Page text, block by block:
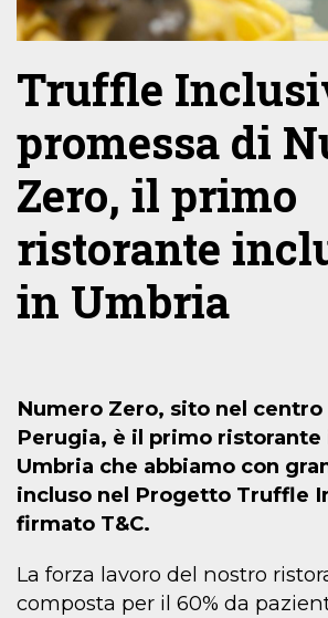
Truffle
promessa di
Zero, il primo
ristorante
in Umbria
Numero Zero, sito nel
Perugia, è il primo ristorante
Umbria che abbiamo con
incluso nel Progetto Truffle
firmato T&C.
La forza lavoro del nostro
composta per il 60% da